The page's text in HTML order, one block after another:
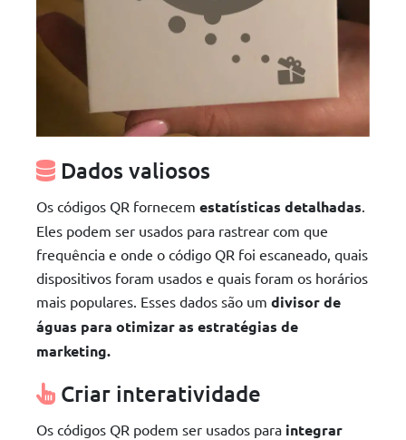
Dados valiosos
Os códigos QR fornecem estatísticas detalhadas
Eles podem ser usados para rastrear com que
frequência e onde o código QR foi escaneado, quais
dispositivos foram usados e quais foram os horários
mais populares. Esses dados são um divisor de
águas para otimizar as estratégias de
marketing.
Criar interatividade
Os códigos QR podem ser usados para integrar